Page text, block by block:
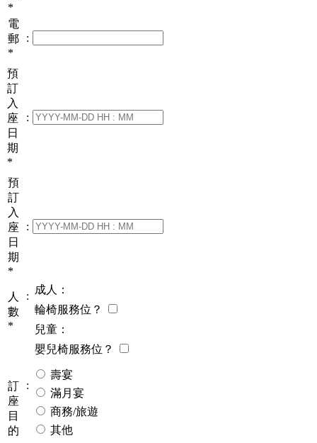
*
電
郵
*
:
預
訂
入
座
日
期
*
:
預
訂
入
座
日
期
*
:
人
數
*
:
成人：
輪椅服務位？
兒童：
嬰兒椅服務位？
訂
座
目
的
:
壽宴
滿月宴
商務/旅遊
其他